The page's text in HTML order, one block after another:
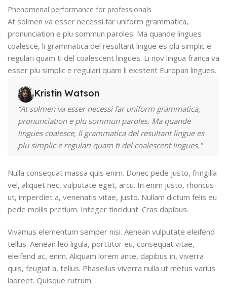
Phenomenal performance for professionals
At solmen va esser necessi far uniform grammatica,
pronunciation e plu sommun paroles. Ma quande lingues
coalesce, li grammatica del resultant lingue es plu simplic e
regulari quam ti del coalescent lingues. Li nov lingua franca va
esser plu simplic e regulari quam li existent Europan lingues.
Kristin Watson
“At solmen va esser necessi far uniform grammatica,
pronunciation e plu sommun paroles. Ma quande
lingues coalesce, li grammatica del resultant lingue es
plu simplic e regulari quam ti del coalescent lingues.”
Nulla consequat massa quis enim. Donec pede justo, fringilla
vel, aliquet nec, vulputate eget, arcu. In enim justo, rhoncus
ut, imperdiet a, venenatis vitae, justo. Nullam dictum felis eu
pede mollis pretium. Integer tincidunt. Cras dapibus.
Vivamus elementum semper nisi. Aenean vulputate eleifend
tellus. Aenean leo ligula, porttitor eu, consequat vitae,
eleifend ac, enim. Aliquam lorem ante, dapibus in, viverra
quis, feugiat a, tellus. Phasellus viverra nulla ut metus varius
laoreet. Quisque rutrum.